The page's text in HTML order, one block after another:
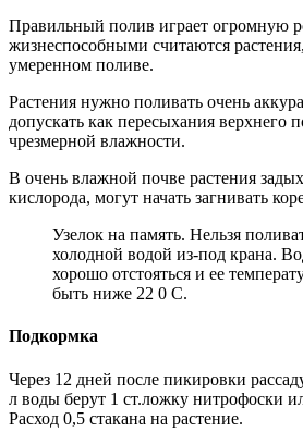
Правильный полив играет огромную
жизнеспособными считаются
умеренном поливе.
Растения нужно поливать очень
допускать как пересыхания верхнего
чрезмерной влажности.
В очень влажной почве растения
кислорода, могут начать загнивать
Узелок на память. Нельзя
холодной водой из-под крана.
хорошо отстояться и ее
быть ниже 22 0 С.
Подкормка
Через 12 дней после пикировки
л воды берут 1 ст.ложку нитрофоски
Расход 0,5 стакана на растение.